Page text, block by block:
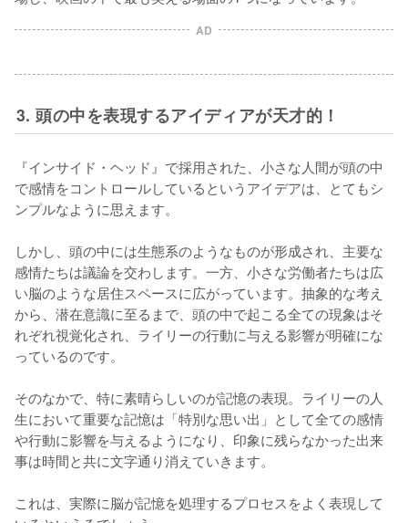
AD
3. 頭の中を表現するアイディアが天才的！
『インサイド・ヘッド』で採用された、小さな人間が頭の中
で感情をコントロールしているというアイデアは、とてもシ
ンプルなように思えます。
しかし、頭の中には生態系のようなものが形成され、主要な
感情たちは議論を交わします。一方、小さな労働者たちは広
い脳のような居住スペースに広がっています。抽象的な考え
から、潜在意識に至るまで、頭の中で起こる全ての現象はそ
れぞれ視覚化され、ライリーの行動に与える影響が明確にな
っているのです。
そのなかで、特に素晴らしいのが記憶の表現。ライリーの人
生において重要な記憶は「特別な思い出」として全ての感情
や行動に影響を与えるようになり、印象に残らなかった出来
事は時間と共に文字通り消えていきます。
これは、実際に脳が記憶を処理するプロセスをよく表現して